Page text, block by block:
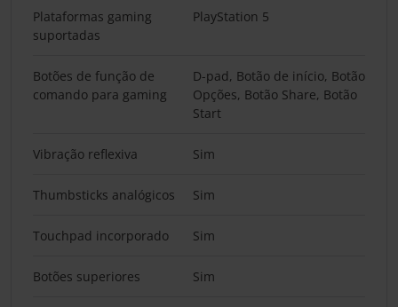
Plataformas gaming
suportadas
PlayStation 5
Botões de função de
comando para gaming
D-pad, Botão de início, Botão
Opções, Botão Share, Botão
Start
Vibração reflexiva Sim
Thumbsticks analógicos Sim
Touchpad incorporado Sim
Botões superiores Sim